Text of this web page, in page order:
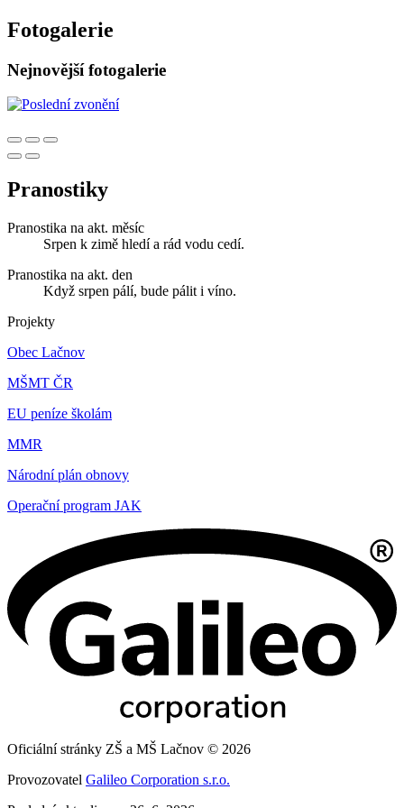
Fotogalerie
Nejnovější fotogalerie
Pranostiky
Pranostika na akt. měsíc
Srpen k zimě hledí a rád vodu cedí.
Pranostika na akt. den
Když srpen pálí, bude pálit i víno.
Projekty
Obec Lačnov
MŠMT ČR
EU peníze školám
MMR
Národní plán obnovy
Operační program JAK
Oficiální stránky ZŠ a MŠ Lačnov © 2026
Provozovatel Galileo Corporation s.r.o.